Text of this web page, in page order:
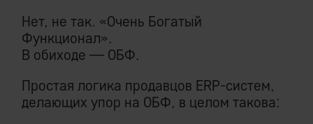
Нет, не так. «Очень Богатый
Функционал».
В обиходе — ОБФ.
Простая логика продавцов ERP-систем,
делающих упор на ОБФ, в целом такова: